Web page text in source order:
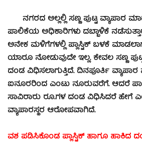
ನಗರದ ಅಲ್ಲಲ್ಲಿ ಸಣ್ಣ ಪುಟ್ಟ ವ್ಯಾಪಾರ
ಪಾಲಿಕೆಯ ಅಧಿಕಾರಿಗಳು ದಬ್ಬಾಳಿಕೆ
ಅನೇಕ ಮಳಿಗೆಗಳಲ್ಲಿ ಪ್ಲಾಸ್ಟಿಕ್ ಬಳಕೆ
ಯಾರೂ ನೋಡುವುದೇ ಇಲ್ಲ. ಕೇವಲ ಸಣ್ಣ
ದಂಡ ವಿಧಿಸಲಾಗುತ್ತಿದೆ. ದಿನಪೂರ್ತಿ
ಐನೂರರಿಂದ ಎಂಟು ನೂರುವರೆಗೆ. ಆದರೆ
ಸಾವಿರಾರು ರೂ.ಗಳ ದಂಡ ವಿಧಿಸಿದರೆ ಹೇಗೆ
ವ್ಯಾಪಾರಸ್ಥರ ಆರೋಪವಾಗಿದೆ.
ವಶ ಪಡಿಸಿಕೊಂಡ ಪ್ಲಾಸ್ಟಿಕ್ ಹಾಗೂ ಹಾಕಿದ